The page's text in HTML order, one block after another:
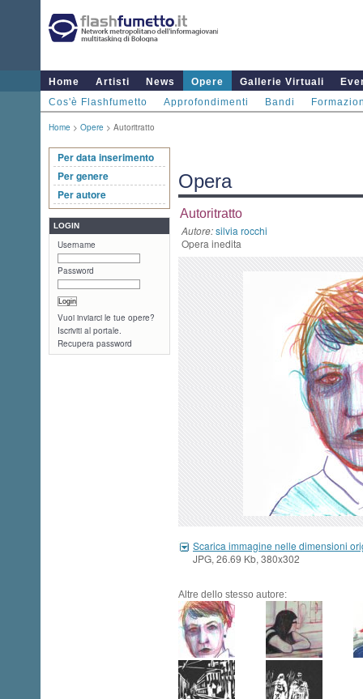
Home Artisti News Opere Gallerie Virtuali
Cos'è Flashfumetto
Approfondimenti Bandi
Home > Opere > Autoritratto
Per data inserimento
Per genere
Per autore
LOGIN
Username
Password
Vuoi inviarci le tue opere?
Iscriviti al portale.
Recupera password
Opera
Autoritratto
Autore:silvia rocchi
Opera inedita
Scarica immagine nelle dimensioni
JPG, 26.69 Kb, 380x302
Altre dello stesso autore: